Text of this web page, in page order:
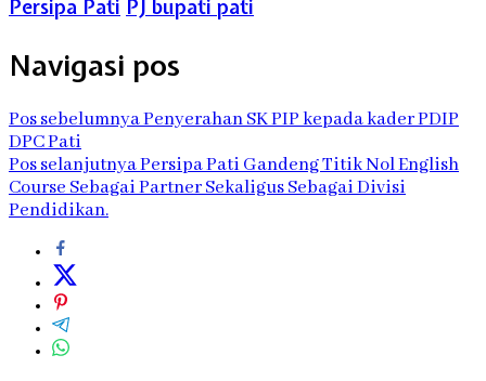
Persipa Pati PJ bupati pati
Navigasi pos
Pos sebelumnyaPenyerahan SK PIP kepada kader PDIP
DPC Pati
Pos selanjutnyaPersipa Pati Gandeng Titik Nol English
Course Sebagai Partner Sekaligus Sebagai Divisi
Pendidikan.